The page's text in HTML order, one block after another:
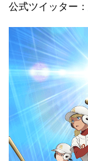
公式ツイッター ：